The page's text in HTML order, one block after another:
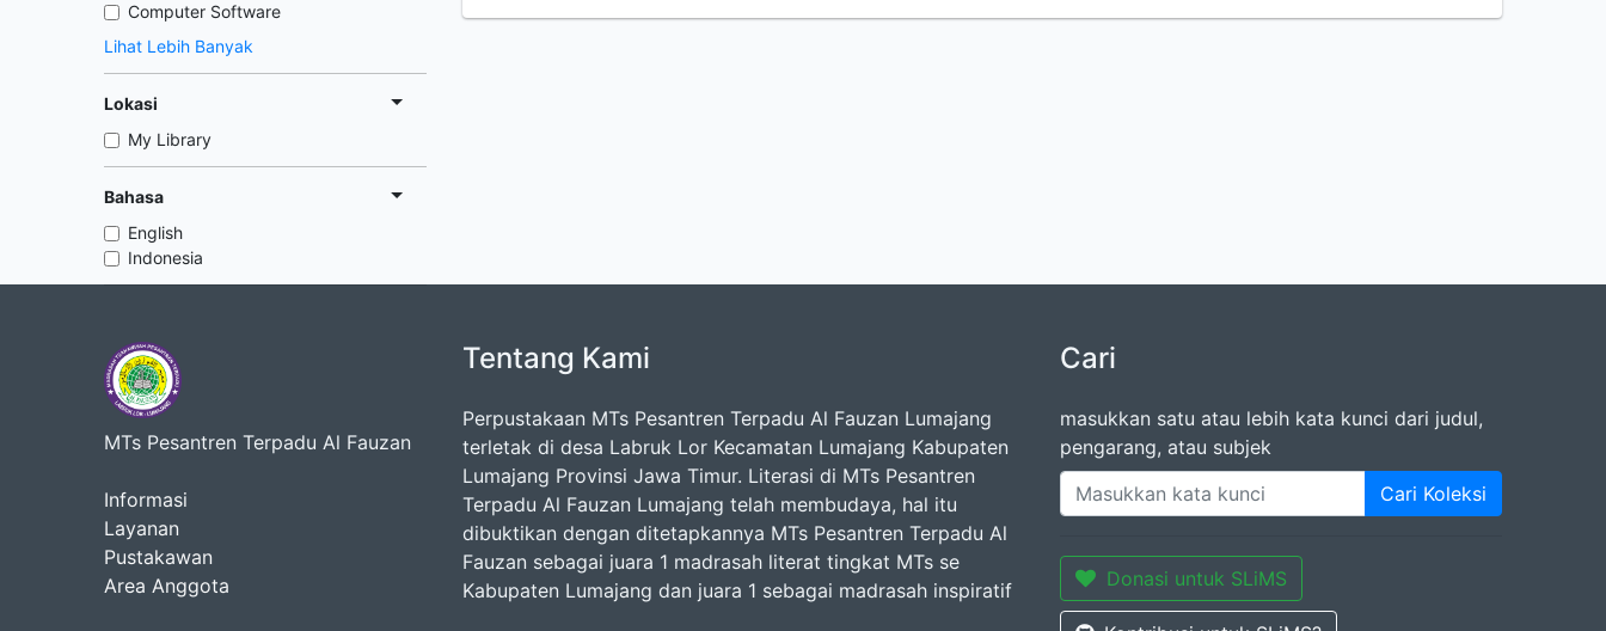
Computer Software
Lihat Lebih Banyak
Lokasi
My Library
Bahasa
English
Indonesia
MTs Pesantren Terpadu Al Fauzan
Informasi
Layanan
Pustakawan
Area Anggota
Tentang Kami
Perpustakaan MTs Pesantren Terpadu Al Fauzan Lumajang
terletak di desa Labruk Lor Kecamatan Lumajang Kabupaten
Lumajang Provinsi Jawa Timur. Literasi di MTs Pesantren
Terpadu Al Fauzan Lumajang telah membudaya, hal itu
dibuktikan dengan ditetapkannya MTs Pesantren Terpadu Al
Fauzan sebagai juara 1 madrasah literat tingkat MTs se
Kabupaten Lumajang dan juara 1 sebagai madrasah inspiratif
Cari
masukkan satu atau lebih kata kunci dari judul,
pengarang, atau subjek
Cari Koleksi
Donasi untuk SLiMS